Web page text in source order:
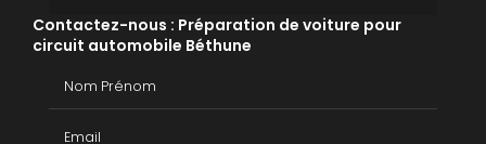
Contactez-nous : Préparation de voiture pour
circuit automobile Béthune